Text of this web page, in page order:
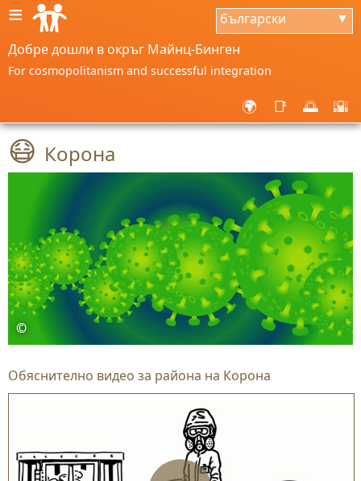
≡ български ▼
Добре дошли в окръг Майнц-Бинген
For cosmopolitanism and successful integration
🌍 📑 🌅 🌇
😷 Корона
©
Обяснително видео за района на Корона